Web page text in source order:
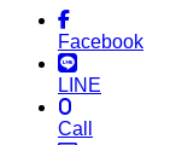
Facebook
LINE
Call